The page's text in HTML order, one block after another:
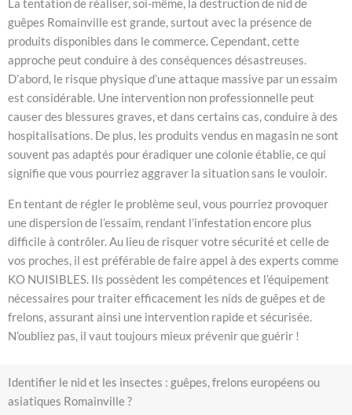
La tentation de réaliser, soi-même, la destruction de nid de
guêpes Romainville est grande, surtout avec la présence de
produits disponibles dans le commerce. Cependant, cette
approche peut conduire à des conséquences désastreuses.
D’abord, le risque physique d’une attaque massive par un essaim
est considérable. Une intervention non professionnelle peut
causer des blessures graves, et dans certains cas, conduire à des
hospitalisations. De plus, les produits vendus en magasin ne sont
souvent pas adaptés pour éradiquer une colonie établie, ce qui
signifie que vous pourriez aggraver la situation sans le vouloir.
En tentant de régler le problème seul, vous pourriez provoquer
une dispersion de l’essaim, rendant l’infestation encore plus
difficile à contrôler. Au lieu de risquer votre sécurité et celle de
vos proches, il est préférable de faire appel à des experts comme
KO NUISIBLES. Ils possèdent les compétences et l’équipement
nécessaires pour traiter efficacement les nids de guêpes et de
frelons, assurant ainsi une intervention rapide et sécurisée.
N’oubliez pas, il vaut toujours mieux prévenir que guérir !
Identifier le nid et les insectes : guêpes, frelons européens ou
asiatiques Romainville ?